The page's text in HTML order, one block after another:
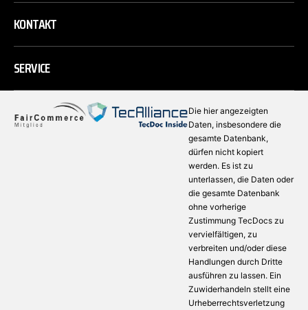
KONTAKT
SERVICE
Die hier angezeigten
Daten, insbesondere die
gesamte Datenbank,
dürfen nicht kopiert
werden. Es ist zu
unterlassen, die Daten oder
die gesamte Datenbank
ohne vorherige
Zustimmung TecDocs zu
vervielfältigen, zu
verbreiten und/oder diese
Handlungen durch Dritte
ausführen zu lassen. Ein
Zuwiderhandeln stellt eine
Urheberrechtsverletzung